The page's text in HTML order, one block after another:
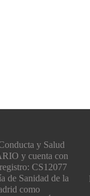
y Salud
y cuenta con
CS12077
de Sanidad de la
como